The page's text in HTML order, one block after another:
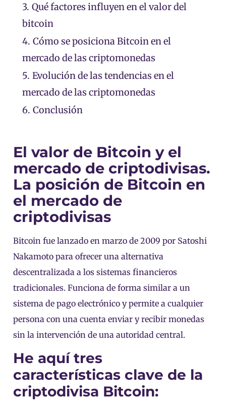
3. Qué factores influyen en el valor del
bitcoin
4. Cómo se posiciona Bitcoin en el
mercado de las criptomonedas
5. Evolución de las tendencias en el
mercado de las criptomonedas
6. Conclusión
El valor de Bitcoin y el
mercado de criptodivisas.
La posición de Bitcoin en
el mercado de
criptodivisas
Bitcoin fue lanzado en marzo de 2009 por Satoshi
Nakamoto para ofrecer una alternativa
descentralizada a los sistemas financieros
tradicionales. Funciona de forma similar a un
sistema de pago electrónico y permite a cualquier
persona con una cuenta enviar y recibir monedas
sin la intervención de una autoridad central.
He aquí tres
características clave de la
criptodivisa Bitcoin: